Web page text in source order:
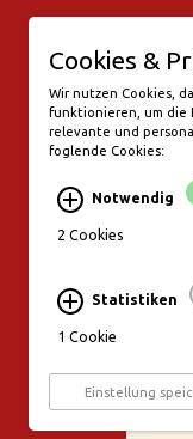
50672
Di + Mi
Do
Fr - Sa
Cookies &
Wir nutzen Cookies,
funktionieren, um die
relevante und
foglende Cookies:
Notwendig
2 Cookies
Statistiken
1 Cookie
Einstellung